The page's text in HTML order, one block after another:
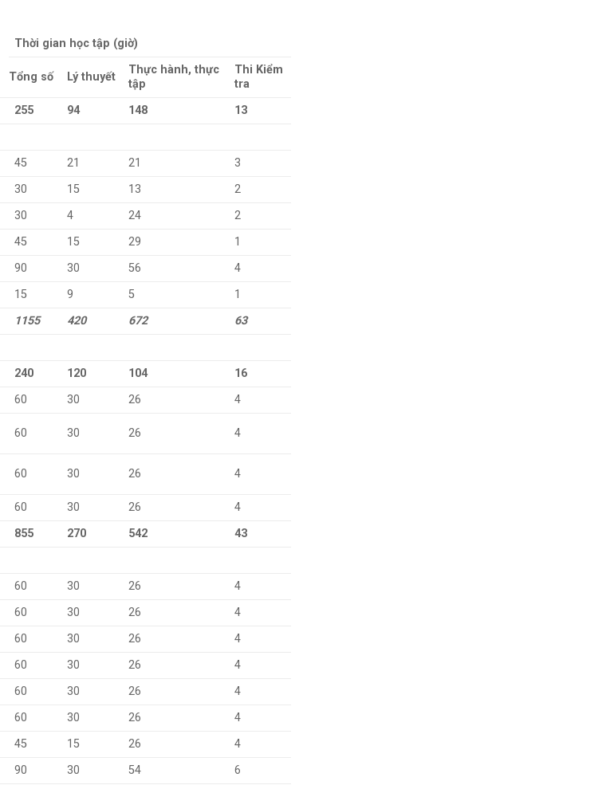
Thời gian học tập (giờ)
Tổng số Lý thuyết
Thực hành, thực
tập
Thi Kiểm
tra
255 94 148
13
45 21 21
3
30 15 13
2
30 4 24
2
45 15 29
1
90 30 56
4
15 9 5
1
1155 420 672
63
240 120 104
16
60 30 26 4
60 30 26 4
60 30 26 4
60 30 26
4
855 270 542
43
60 30 26
4
60 30 26
4
60 30 26
4
60 30 26
4
60 30 26
4
60 30 26
4
45 15 26
4
90 30 54 6